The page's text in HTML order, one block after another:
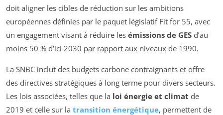
doit aligner les cibles de réduction sur les ambitions
européennes définies par le paquet législatif Fit for 55, avec
un engagement visant à réduire les émissions de GES d’au
moins 50 % d’ici 2030 par rapport aux niveaux de 1990.
La SNBC inclut des budgets carbone contraignants et offre
des directives stratégiques à long terme pour divers secteurs.
Les lois associées, telles que la loi énergie et climat de
2019 et celle sur la transition énergétique, permettent de